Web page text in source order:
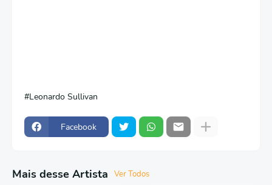
Leonardo Sullivan
Facebook
Mais desse Artista Ver Todos